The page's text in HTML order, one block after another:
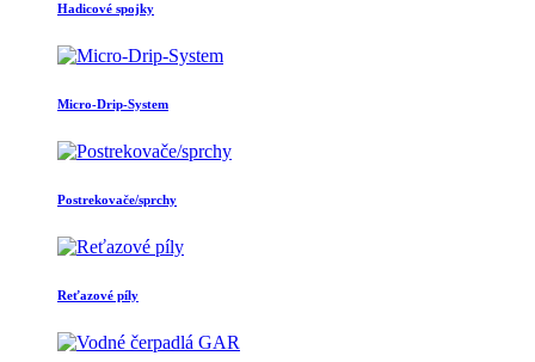
Hadicové spojky
Micro-Drip-System
Postrekovače/sprchy
Reťazové píly